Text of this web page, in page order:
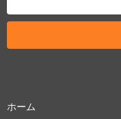
ホーム